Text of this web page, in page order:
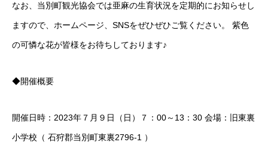
なお、当別町観光協会では亜麻の生育状況を定期的にお知らせし
ますので、ホームページ、SNSをぜひぜひご覧ください。 紫色
の可憐な花が皆様をお待ちしております♪
◆開催概要
開催日時：2023年７月９日（日）７：00～13：30 会場：旧東裏
小学校（ 石狩郡当別町東裏2796-1 ）